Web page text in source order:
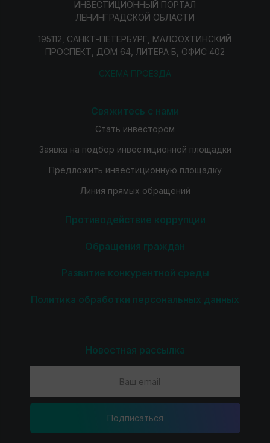
ИНВЕСТИЦИОННЫЙ ПОРТАЛ
ЛЕНИНГРАДСКОЙ ОБЛАСТИ
195112, САНКТ-ПЕТЕРБУРГ, МАЛООХТИНСКИЙ
ПРОСПЕКТ, ДОМ 64, ЛИТЕРА Б, ОФИС 402
СХЕМА ПРОЕЗДА
Свяжитесь с нами
Стать инвестором
Заявка на подбор инвестиционной площадки
Предложить инвестиционную площадку
Линия прямых обращений
Противодействие коррупции
Обращения граждан
Развитие конкурентной среды
Политика обработки персональных данных
Новостная рассылка
Подпиcаться